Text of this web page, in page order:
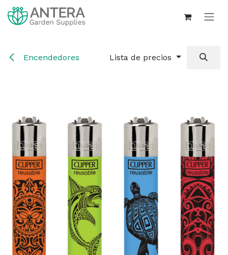
Ir al contenido
Encendedores Lista de precios